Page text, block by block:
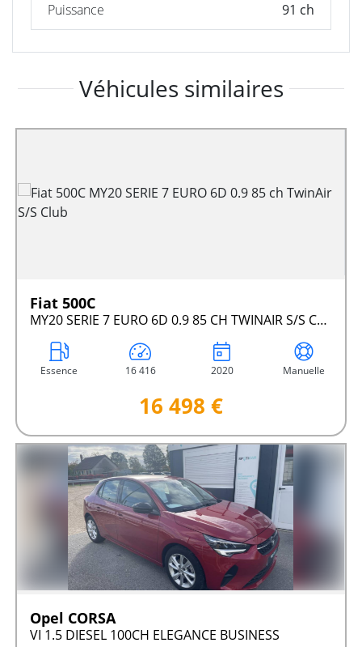
Puissance 91 ch
Véhicules similaires
Fiat 500C
MY20 SERIE 7 EURO 6D 0.9 85 CH TWINAIR S/S CLUB
Essence 16 416 2020 Manuelle
16 498 €
Opel CORSA
VI 1.5 DIESEL 100CH ELEGANCE BUSINESS